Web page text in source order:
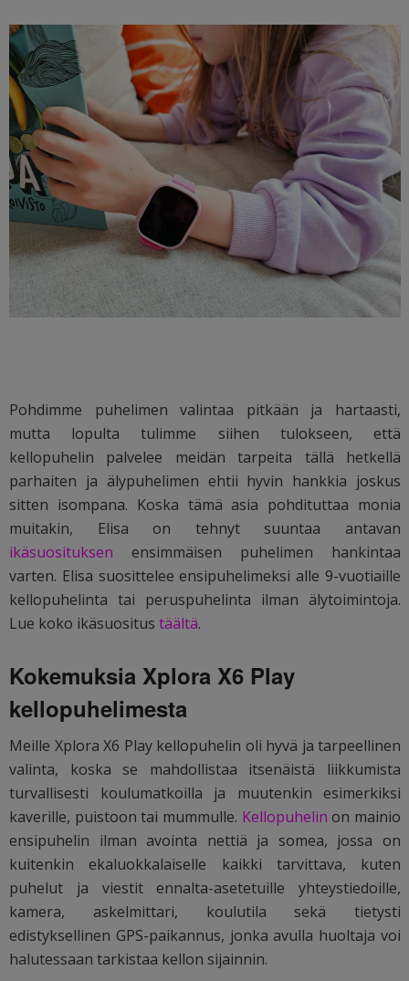
Pohdimme puhelimen valintaa pitkään ja hartaasti,
mutta lopulta tulimme siihen tulokseen, että
kellopuhelin palvelee meidän tarpeita tällä hetkellä
parhaiten ja älypuhelimen ehtii hyvin hankkia joskus
sitten isompana. Koska tämä asia pohdituttaa monia
muitakin, Elisa on tehnyt suuntaa antavan
ikäsuosituksen ensimmäisen puhelimen hankintaa
varten. Elisa suosittelee ensipuhelimeksi alle 9-vuotiaille
kellopuhelinta tai peruspuhelinta ilman älytoimintoja.
Lue koko ikäsuositus täältä.
Kokemuksia Xplora X6 Play
kellopuhelimesta
Meille Xplora X6 Play kellopuhelin oli hyvä ja tarpeellinen
valinta, koska se mahdollistaa itsenäistä liikkumista
turvallisesti koulumatkoilla ja muutenkin esimerkiksi
kaverille, puistoon tai mummulle. Kellopuhelin on mainio
ensipuhelin ilman avointa nettiä ja somea, jossa on
kuitenkin ekaluokkalaiselle kaikki tarvittava, kuten
puhelut ja viestit ennalta-asetetuille yhteystiedoille,
kamera, askelmittari, koulutila sekä tietysti
edistyksellinen GPS-paikannus, jonka avulla huoltaja voi
halutessaan tarkistaa kellon sijainnin.